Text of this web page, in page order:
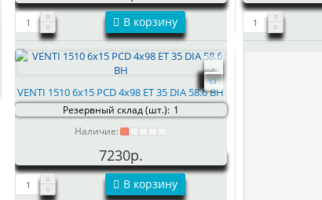
В корзину
VENTI 1510 6x15 PCD 4x98 ET 35 DIA 58.6 BH
Резервный склад (шт.): 1
Наличие:
7230р.
В корзину